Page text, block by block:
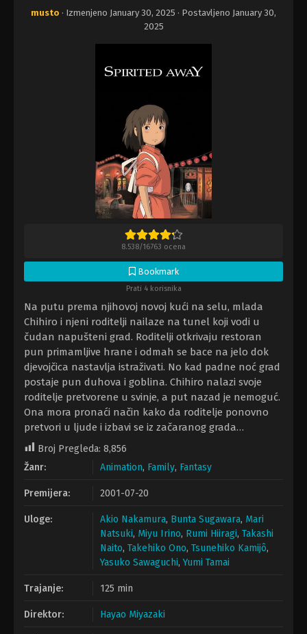
musto · Izmenjeno January 30, 2025 · Postavljeno January 30,
2025
8.538/16763 ocena
Bookmark
Prati 4 korisnika
Na putu prema njihovoj novoj kući na selu, mlada
Chihiro i njeni roditelji nailaze na tunel koji vodi u
čudan napušteni grad. Roditelji otkrivaju restoran
pun primamljive hrane i odmah se bace na jelo dok
djevojčica nastavlja istraživati. No kad padne noć grad
postaje pun duhova i goblina. Chihiro nalazi svoje
roditelje pretvorene u svinje, a put nazad je nemoguć.
Ona mora pronaći način kako da roditelje ponovno
pretvori u ljude i izbavi se iz začaranog grada…
Broj Pregleda: 8,856
Žanr:
Animation, Family, Fantasy
Premijera: 2001-07-20
Uloge: Akio Nakamura, Bunta Sugawara, Mari
Natsuki, Miyu Irino, Rumi Hiiragi, Takashi
Naito, Takehiko Ono, Tsunehiko Kamijô,
Yasuko Sawaguchi,Yumi Tamai
Trajanje: 125 min
Direktor: Hayao Miyazaki